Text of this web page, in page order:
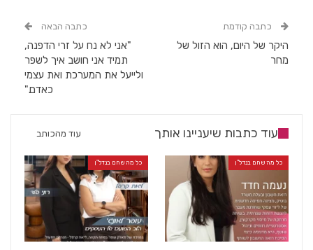
כתבה קודמת
היקר של היום, הוא הזול של
מחר
כתבה הבאה
"אני לא נח על זרי הדפנה,
תמיד אני חושב איך לשפר
ולייעל את המערכת ואת עצמי
כאדם."
עוד כתבות שיעניינו אותך עוד מהכותב
כל מה שחם בנדל"ן כל מה שחם בנדל"ן